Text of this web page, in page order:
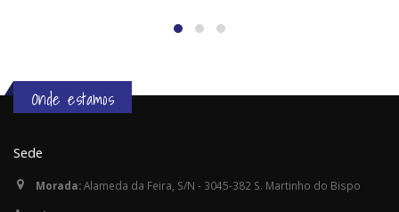
Onde estamos
Sede
Morada:Alameda da Feira, S/N - 3045-382 S. Martinho do Bispo